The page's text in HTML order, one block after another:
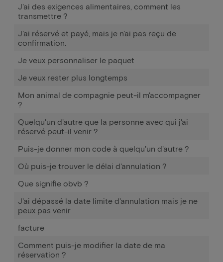
J'ai des exigences alimentaires, comment les
transmettre ?
J'ai réservé et payé, mais je n'ai pas reçu de
confirmation.
Je veux personnaliser le paquet
Je veux rester plus longtemps
Mon animal de compagnie peut-il m'accompagner
?
Quelqu'un d'autre que la personne avec qui j'ai
réservé peut-il venir ?
Puis-je donner mon code à quelqu'un d'autre ?
Où puis-je trouver le délai d'annulation ?
Que signifie obvb ?
J'ai dépassé la date limite d'annulation mais je ne
peux pas venir
facture
Comment puis-je modifier la date de ma
réservation ?